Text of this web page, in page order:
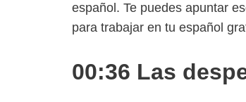
español. Te puedes apuntar
para trabajar en tu español
00:36 Las